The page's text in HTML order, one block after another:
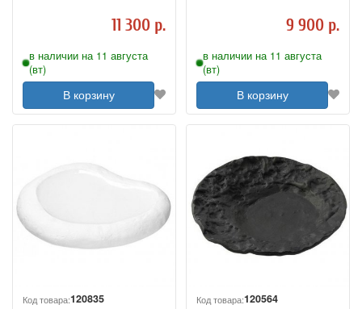
11 300 р.
в наличии на 11 августа
(вт)
В корзину
9 900 р.
в наличии на 11 августа
(вт)
В корзину
Код товара:120835 Код товара:120564